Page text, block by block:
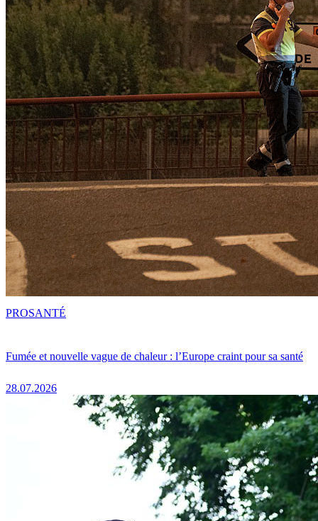
Fumée et nouvelle vague de chaleur : l’Europe craint pour sa santé
28.07.2026
PROSANTÉ